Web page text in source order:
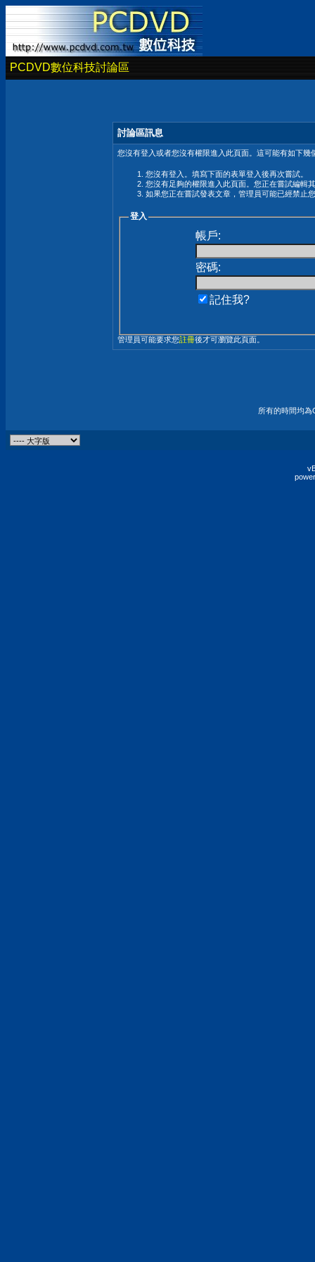
PCDVD數位科技討論區
討論區訊息
您沒有登入或者您沒有權限進入此頁面。這可能有如下幾
您沒有登入。填寫下面的表單登入後再次嘗試。
您沒有足夠的權限進入此頁面。您正在嘗試編輯
如果您正在嘗試發表文章，管理員可能已經禁止
登入
帳戶:
密碼:
記住我?
管理員可能要求您註冊後才可瀏覽此頁面。
所有的時間均為